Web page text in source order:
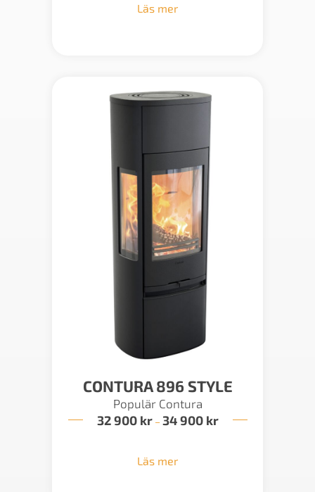
Läs mer
CONTURA 896 STYLE
Populär Contura
32 900 kr – 34 900 krPrisintervall:
Läs mer